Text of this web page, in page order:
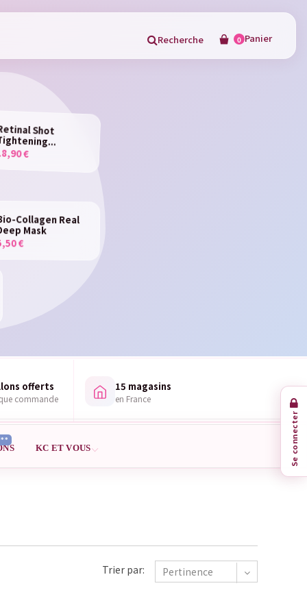
Recherche 0 Panier
Se connecter
Shot
€
Collagen Real
Mask
€
offerts
commande
15 magasins
en France
KC ET VOUS
Trier par: Pertinence
×